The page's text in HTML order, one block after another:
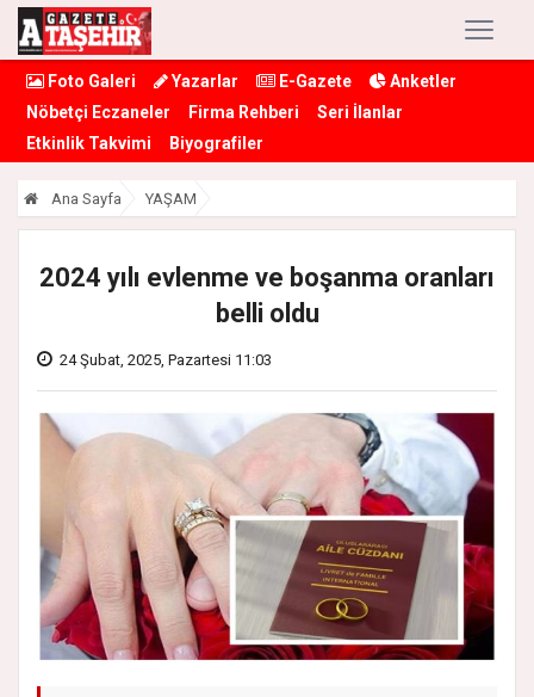
Foto Galeri Yazarlar E-Gazete
Anketler
Nöbetçi Eczaneler
Firma Rehberi
Seri İlanlar
Etkinlik Takvimi
Biyografiler
Ana Sayfa YAŞAM
2024 yılı evlenme ve boşanma oranları
belli oldu
24 Şubat, 2025, Pazartesi 11:03